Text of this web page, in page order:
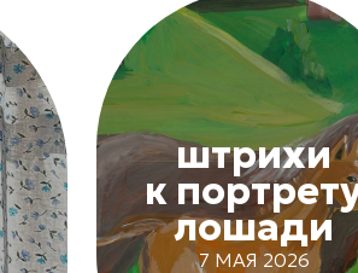
7 МАЯ 2026
штрихи
к
лошади